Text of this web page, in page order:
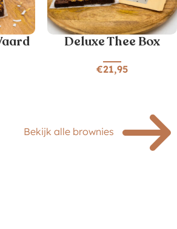
Deluxe Thee Box
€21,95
Bekijk alle brownies